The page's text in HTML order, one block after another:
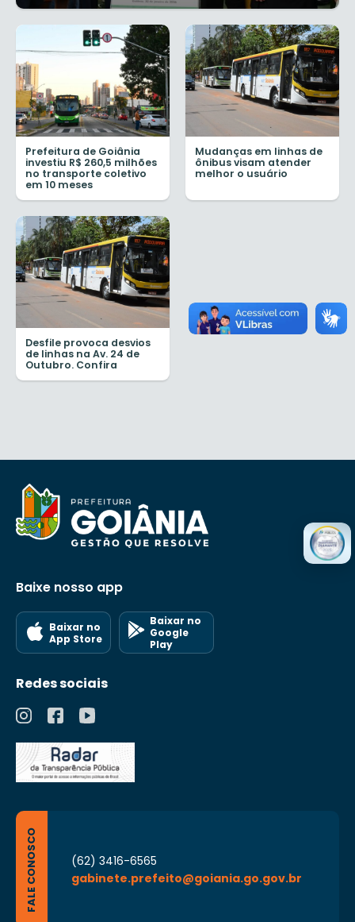
Prefeitura de Goiânia
investiu R$ 260,5 milhões
no transporte coletivo
em 10 meses
Mudanças em linhas de
ônibus visam atender
melhor o usuário
Desfile provoca desvios
de linhas na Av. 24 de
Outubro. Confira
Baixe nosso app
Baixar no
App Store
Baixar no
Google
Play
Redes sociais
FALE CONOSCO
(62) 3416-6565
gabinete.prefeito@goiania.go.gov.br